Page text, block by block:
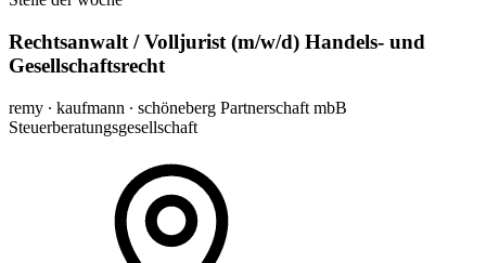
Rechtsanwalt / Volljurist (m/w/d) Handels- und
Gesellschaftsrecht
remy ∙ kaufmann ∙ schöneberg Partnerschaft mbB
Steuerberatungsgesellschaft